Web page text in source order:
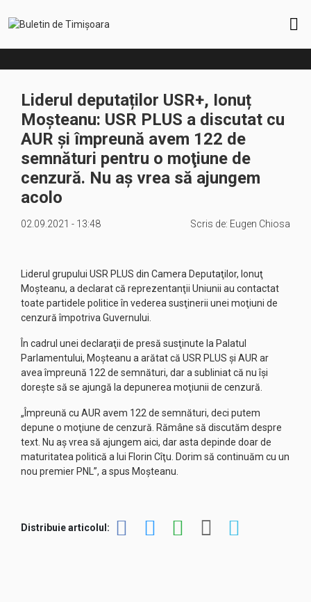
Liderul deputaților USR+, Ionuț
Moşteanu: USR PLUS a discutat cu
AUR și împreună avem 122 de
semnături pentru o moţiune de
cenzură. Nu aş vrea să ajungem
acolo
02.09.2021 - 13:48 Scris de: Eugen Chiosa
Liderul grupului USR PLUS din Camera Deputaţilor, Ionuţ
Moşteanu, a declarat că reprezentanţii Uniunii au contactat
toate partidele politice în vederea susţinerii unei moţiuni de
cenzură împotriva Guvernului.
În cadrul unei declaraţii de presă susţinute la Palatul
Parlamentului, Moşteanu a arătat că USR PLUS şi AUR ar
avea împreună 122 de semnături, dar a subliniat că nu îşi
doreşte să se ajungă la depunerea moţiunii de cenzură.
„Împreună cu AUR avem 122 de semnături, deci putem
depune o moţiune de cenzură. Rămâne să discutăm despre
text. Nu aş vrea să ajungem aici, dar asta depinde doar de
maturitatea politică a lui Florin Cîţu. Dorim să continuăm cu un
nou premier PNL”, a spus Moşteanu.
Distribuie articolul: